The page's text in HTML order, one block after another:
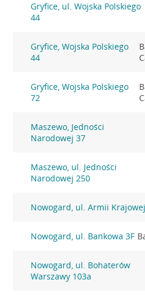
Gryfice, ul. Wojska Polskiego
44
Gryfice, Wojska Polskiego
44
Gryfice, Wojska Polskiego
72
Maszewo, Jedności
Narodowej 37
Maszewo, ul. Jedności
Narodowej 250
Nowogard, ul. Armii Krajowej
Nowogard, ul. Bankowa 3F
Nowogard, ul. Bohaterów
Warszawy 103a